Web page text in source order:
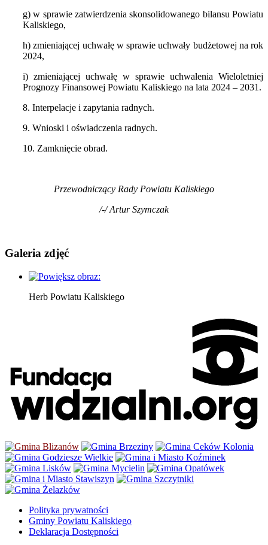
g) w sprawie zatwierdzenia skonsolidowanego bilansu Powiatu
Kaliskiego,
h) zmieniającej uchwałę w sprawie uchwały budżetowej na rok
2024,
i) zmieniającej uchwałę w sprawie uchwalenia Wieloletniej
Prognozy Finansowej Powiatu Kaliskiego na lata 2024 – 2031.
8. Interpelacje i zapytania radnych.
9. Wnioski i oświadczenia radnych.
10. Zamknięcie obrad.
Przewodniczący Rady Powiatu Kaliskiego
/-/ Artur Szymczak
Galeria zdjęć
Herb Powiatu Kaliskiego
Polityka prywatności
Gminy Powiatu Kaliskiego
Deklaracja Dostępności